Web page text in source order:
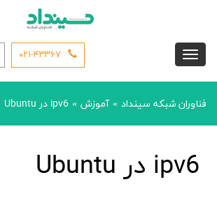
۰۲۱-۴۳۳۶۷
فناوران شبکه سینداد » آموزش » ipv6 در Ubuntu
ipv6 در Ubuntu